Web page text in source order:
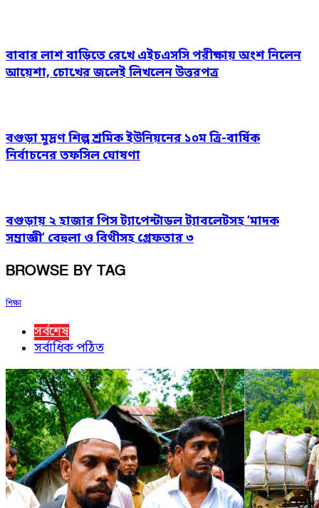
বাবার লাশ বাড়িতে রেখে এইচএসসি পরীক্ষায় অংশ নিলেন
আয়েশা, চোখের জলেই লিখলেন উত্তরপত্র
বগুড়া মুদ্রণ শিল্প শ্রমিক ইউনিয়নের ১০ম ত্রি-বার্ষিক
নির্বাচনের তফসিল ঘোষণা
বগুড়ায় ২ হাজার পিস ট্যাপেন্টাডল ট্যাবলেটসহ ‘মাদক
সম্রাজ্ঞী’ বেহুলা ও বিথীসহ গ্রেফতার ৩
BROWSE BY TAG
শিক্ষা
সর্বশেষ
সর্বাধিক পঠিত